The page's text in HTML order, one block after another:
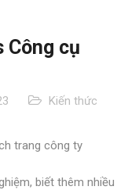
Công cụ
Kiến thức
trang công ty
biết thêm nhiều